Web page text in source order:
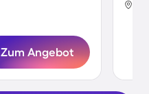
Zum Angebot